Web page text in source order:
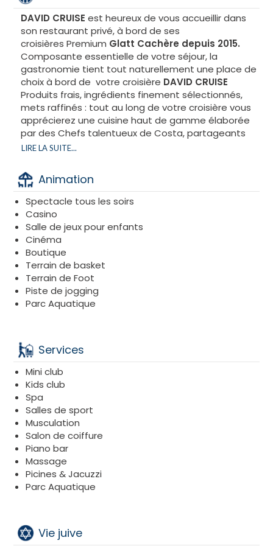
DAVID CRUISE est heureux de vous accueillir dans
son restaurant privé, à bord de ses
croisières Premium Glatt Cachère depuis 2015.
Composante essentielle de votre séjour, la
gastronomie tient tout naturellement une place de
choix à bord de votre croisière DAVID CRUISE
Produits frais, ingrédients finement sélectionnés,
mets raffinés : tout au long de votre croisière vous
apprécierez une cuisine haut de gamme élaborée
par des Chefs talentueux de Costa, partageants
leur passion pour l’héritage culinaire italien.
Cuisine gastronomique Glatt Cachère
Halav Israël, Pat Israël, et Bichoul Israël.
Mashgihim présents en cuisine
Pension complète
Petit déjeuner et déjeuner en buffet
Diner servit à l'assiette
Sans oublier nos repas de Shabbat et le plaisir de
savourer, dans la plus pure tradition, le samedi
midi, une succulente dafina en plein océan !
LIRE LA SUITE...
Animation
Spectacle tous les soirs
Casino
Salle de jeux pour enfants
Cinéma
Boutique
Terrain de basket
Terrain de Foot
Piste de jogging
Parc Aquatique
Services
Mini club
Kids club
Spa
Salles de sport
Musculation
Salon de coiffure
Piano bar
Massage
Picines & Jacuzzi
Parc Aquatique
Vie juive